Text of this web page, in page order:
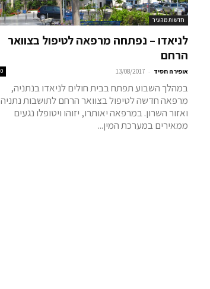
חדשות מהעיר
לניאדו – נפתחה מרפאה לטיפול בצוואר
הרחם
אופירה חסיד -
13/08/2017
0
במהלך השבוע תפתח בבית חולים לניאדו בנתניה,
מרפאה חדשה לטיפול בצוואר הרחם לתושבות נתניה
ואזור השרון. במרפאה יאותרו, יזוהו ויטופלו נגעים
ממאירים במערכת המין...